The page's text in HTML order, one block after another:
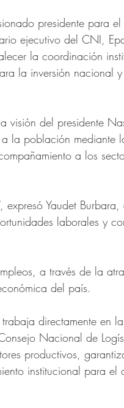
presidente para
ejecutivo del CNI,
la coordinación
la inversión nacional y
visión del presidente
la población mediante
a los
expresó Yaudet
laborales y
a través de la
del país.
directamente en
Nacional de
productivos,
institucional para el